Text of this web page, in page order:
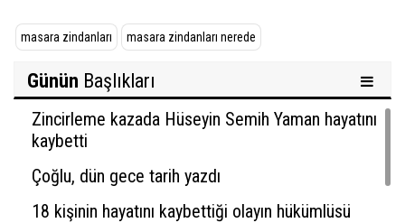
masara zindanları masara zindanları nerede
Günün Başlıkları
Zincirleme kazada Hüseyin Semih Yaman hayatını
kaybetti
Çoğlu, dün gece tarih yazdı
18 kişinin hayatını kaybettiği olayın hükümlüsü